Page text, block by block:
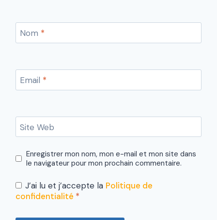
Nom *
Email *
Site Web
Enregistrer mon nom, mon e-mail et mon site dans
le navigateur pour mon prochain commentaire.
J’ai lu et j’accepte la Politique de
confidentialité *